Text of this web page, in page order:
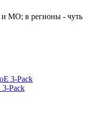
МО; в регионы - чуть
Pack